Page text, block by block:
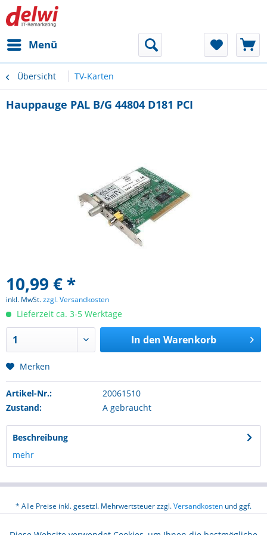
Menü
Übersicht TV-Karten
Hauppauge PAL B/G 44804 D181 PCI
10,99 € *
inkl. MwSt.zzgl. Versandkosten
Lieferzeit ca. 3-5 Werktage
In den Warenkorb
Merken
Artikel-Nr.:
20061510
Zustand:
A gebraucht
Beschreibung
mehr
* Alle Preise inkl. gesetzl. Mehrwertsteuer zzgl.Versandkosten und ggf.